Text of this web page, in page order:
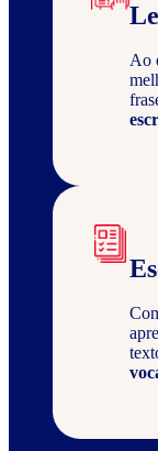
Ao